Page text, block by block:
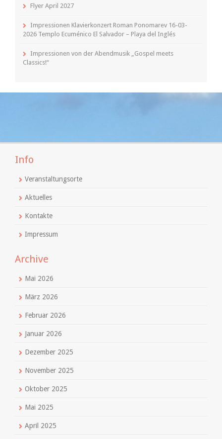
Flyer April 2027
Impressionen Klavierkonzert Roman Ponomarev 16-03-
2026 Templo Ecuménico El Salvador – Playa del Inglés
Impressionen von der Abendmusik „Gospel meets
Classics!“
Info
Veranstaltungsorte
Aktuelles
Kontakte
Impressum
Archive
Mai 2026
März 2026
Februar 2026
Januar 2026
Dezember 2025
November 2025
Oktober 2025
Mai 2025
April 2025